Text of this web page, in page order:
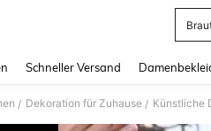
Schneller Versand
/ Dekoration für Zuhause / Künstliche